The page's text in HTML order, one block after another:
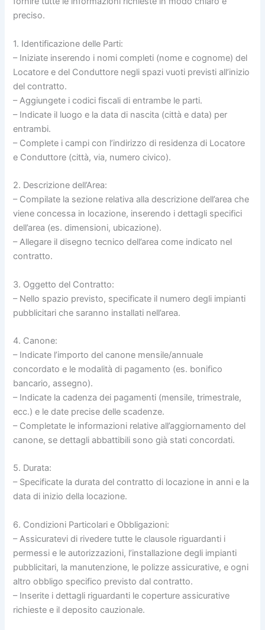
preciso.
1. Identificazione delle Parti:
– Iniziate inserendo i nomi completi (nome e cognome) del
Locatore e del Conduttore negli spazi vuoti previsti all’inizio
del contratto.
– Aggiungete i codici fiscali di entrambe le parti.
– Indicate il luogo e la data di nascita (città e data) per
entrambi.
– Complete i campi con l’indirizzo di residenza di Locatore
e Conduttore (città, via, numero civico).
2. Descrizione dell’Area:
– Compilate la sezione relativa alla descrizione dell’area che
viene concessa in locazione, inserendo i dettagli specifici
dell’area (es. dimensioni, ubicazione).
– Allegare il disegno tecnico dell’area come indicato nel
contratto.
3. Oggetto del Contratto:
– Nello spazio previsto, specificate il numero degli impianti
pubblicitari che saranno installati nell’area.
4. Canone:
– Indicate l’importo del canone mensile/annuale
concordato e le modalità di pagamento (es. bonifico
bancario, assegno).
– Indicate la cadenza dei pagamenti (mensile, trimestrale,
ecc.) e le date precise delle scadenze.
– Completate le informazioni relative all’aggiornamento del
canone, se dettagli abbattibili sono già stati concordati.
5. Durata:
– Specificate la durata del contratto di locazione in anni e la
data di inizio della locazione.
6. Condizioni Particolari e Obbligazioni:
– Assicuratevi di rivedere tutte le clausole riguardanti i
permessi e le autorizzazioni, l’installazione degli impianti
pubblicitari, la manutenzione, le polizze assicurative, e ogni
altro obbligo specifico previsto dal contratto.
– Inserite i dettagli riguardanti le coperture assicurative
richieste e il deposito cauzionale.